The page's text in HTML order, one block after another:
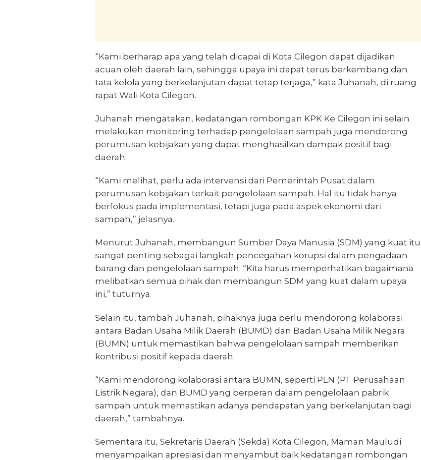
“Kami berharap apa yang telah dicapai di Kota Cilegon dapat dijadikan
acuan oleh daerah lain, sehingga upaya ini dapat terus berkembang dan
tata kelola yang berkelanjutan dapat tetap terjaga,” kata Juhanah, di ruang
rapat Wali Kota Cilegon.
Juhanah mengatakan, kedatangan rombongan KPK Ke Cilegon ini selain
melakukan monitoring terhadap pengelolaan sampah juga mendorong
perumusan kebijakan yang dapat menghasilkan dampak positif bagi
daerah.
“Kami melihat, perlu ada intervensi dari Pemerintah Pusat dalam
perumusan kebijakan terkait pengelolaan sampah. Hal itu tidak hanya
berfokus pada implementasi, tetapi juga pada aspek ekonomi dari
sampah,” jelasnya.
Menurut Juhanah, membangun Sumber Daya Manusia (SDM) yang kuat itu
sangat penting sebagai langkah pencegahan korupsi dalam pengadaan
barang dan pengelolaan sampah. “Kita harus memperhatikan bagaimana
melibatkan semua pihak dan membangun SDM yang kuat dalam upaya
ini,” tuturnya.
Selain itu, tambah Juhanah, pihaknya juga perlu mendorong kolaborasi
antara Badan Usaha Milik Daerah (BUMD) dan Badan Usaha Milik Negara
(BUMN) untuk memastikan bahwa pengelolaan sampah memberikan
kontribusi positif kepada daerah.
“Kami mendorong kolaborasi antara BUMN, seperti PLN (PT Perusahaan
Listrik Negara), dan BUMD yang berperan dalam pengelolaan pabrik
sampah untuk memastikan adanya pendapatan yang berkelanjutan bagi
daerah,” tambahnya.
Sementara itu, Sekretaris Daerah (Sekda) Kota Cilegon, Maman Mauludi
menyampaikan apresiasi dan menyambut baik kedatangan rombongan